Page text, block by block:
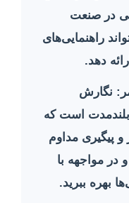
در صنعت
راهنمایی‌های
دهد.
نگارش
بلندمدت است که
و پیگیری مداوم
در مواجهه با
بهره ببرید.